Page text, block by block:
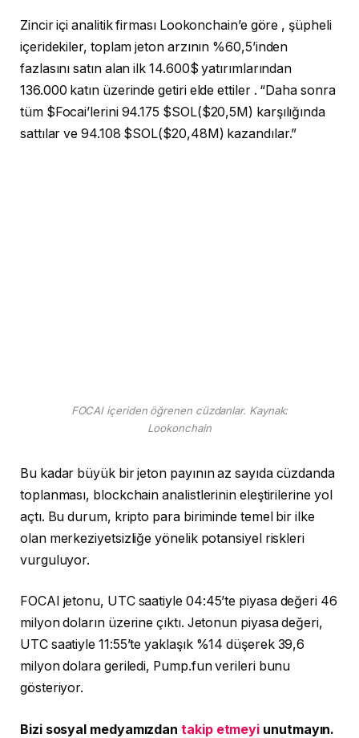
Zincir içi analitik firması Lookonchain’e göre , şüpheli
içeridekiler, toplam jeton arzının %60,5’inden
fazlasını satın alan ilk 14.600$ yatırımlarından
136.000 katın üzerinde getiri elde ettiler . “Daha sonra
tüm $Focai’lerini 94.175 $SOL($20,5M) karşılığında
sattılar ve 94.108 $SOL($20,48M) kazandılar.”
FOCAI içeriden öğrenen cüzdanlar. Kaynak:
Lookonchain
Bu kadar büyük bir jeton payının az sayıda cüzdanda
toplanması, blockchain analistlerinin eleştirilerine yol
açtı. Bu durum, kripto para biriminde temel bir ilke
olan merkeziyetsizliğe yönelik potansiyel riskleri
vurguluyor.
FOCAI jetonu, UTC saatiyle 04:45’te piyasa değeri 46
milyon doların üzerine çıktı. Jetonun piyasa değeri,
UTC saatiyle 11:55’te yaklaşık %14 düşerek 39,6
milyon dolara geriledi, Pump.fun verileri bunu
gösteriyor.
Bizi sosyal medyamızdantakip etmeyi unutmayın.